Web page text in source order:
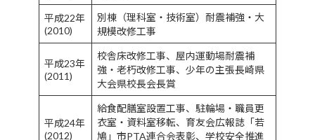
平成22年
(2010)
別棟（理科室・技術室）耐震補強・大
規模改修工事
平成23年
(2011)
校舎床改修工事、屋内運動場耐震補
強・老朽改修工事、少年の主張長崎県
大会県校長会長賞
平成24年
(2012)
給食配膳室設置工事、駐輪場・職員更
衣室・資料室移転、育友会広報誌「若
鳩」市PTA連合会表彰、学校安全推進